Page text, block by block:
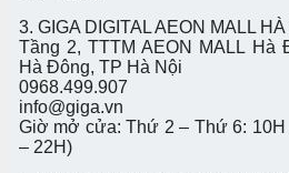
3. GIGA DIGITAL AEON MALL
Tầng 2, TTTM AEON MALL Hà
Hà Đông, TP Hà Nội
0968.499.907
info@giga.vn
Giờ mở cửa: Thứ 2 – Thứ 6: 10H
– 22H)